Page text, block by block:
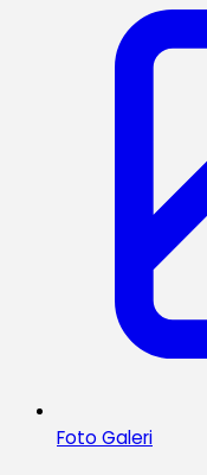
Foto Galeri